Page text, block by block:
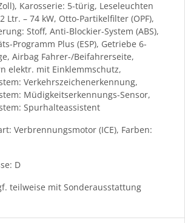
Karosserie: 5-türig, Leseleuchten
Ltr. – 74 kW, Otto-Partikelfilter (OPF),
Stoff, Anti-Blockier-System (ABS),
Programm Plus (ESP), Getriebe 6-
Airbag Fahrer-/Beifahrerseite,
elektr. mit Einklemmschutz,
Verkehrszeichenerkennung,
Müdigkeitserkennungs-Sensor,
Spurhalteassistent
Verbrennungsmotor (ICE), Farben:
D
teilweise mit Sonderausstattung